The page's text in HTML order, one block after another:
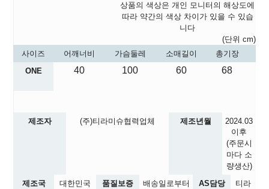
상품의 색상은 개인 모니터의 해상도에
따라 약간의 색상 차이가 있을 수 있습
니다
(단위 cm)
사이즈
어깨너비 가슴둘레 소매길이
총기장
ONE
40 100 60 68
제조자 (주)티라미슈협력업체 제조년월
2024.03
이후
(주문시
마다 소
량생산)
제조국
대한민국
품질보증
배송일로부터
AS담당
티라